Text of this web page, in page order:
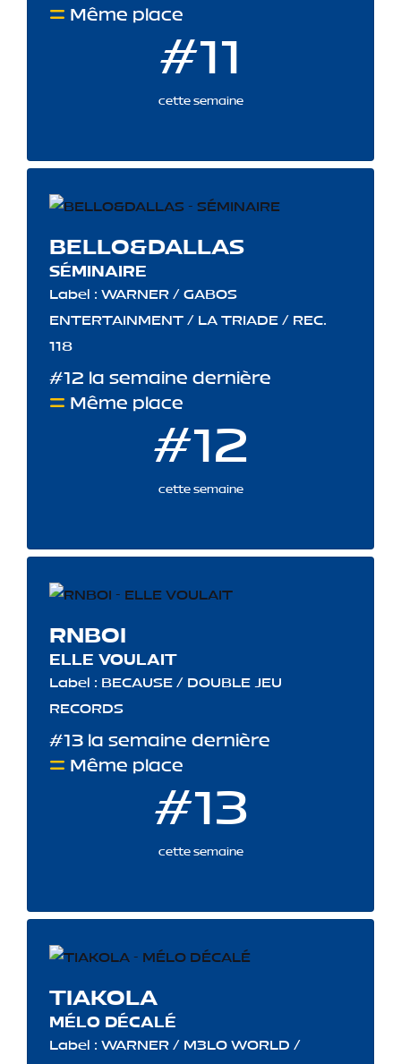
Même place
#11
cette semaine
BELLO&DALLAS
SÉMINAIRE
Label : WARNER / GABOS
ENTERTAINMENT / LA TRIADE / REC.
118
#12 la semaine dernière
Même place
#12
cette semaine
RNBOI
ELLE VOULAIT
Label : BECAUSE / DOUBLE JEU
RECORDS
#13 la semaine dernière
Même place
#13
cette semaine
TIAKOLA
MÉLO DÉCALÉ
Label : WARNER / M3LO WORLD /